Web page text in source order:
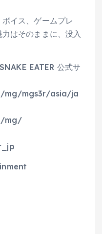
イス、ゲームプレ
はそのままに、没入
EATER 公式サ
mg/mgs3r/asia/ja
mg/